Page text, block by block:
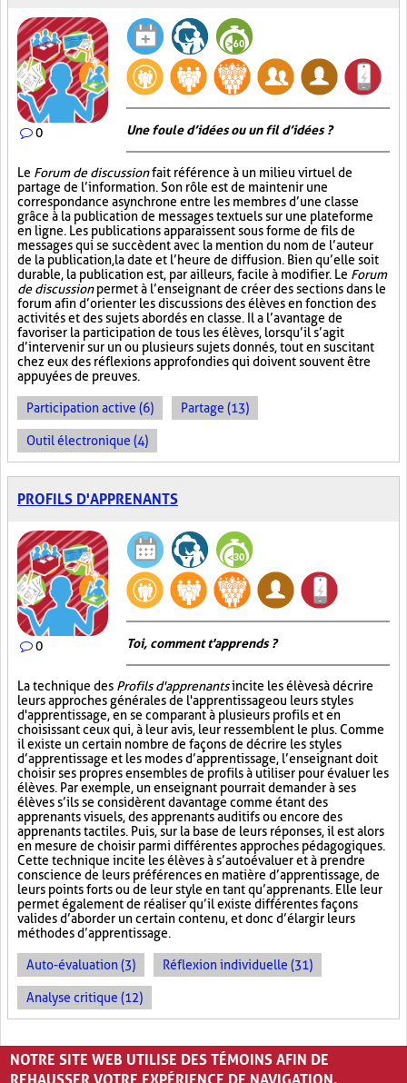
0 Une foule d’idées ou un fil d’idées ?
Le Forum de discussionfait référence à un milieu virtuel de
partage de l’information. Son rôle est de maintenir une
correspondance asynchrone entre les membres d’une classe
grâce à la publication de messages textuels sur une plateforme
en ligne. Les publications apparaissent sous forme de fils de
messages qui se succèdent avec la mention du nom de l’auteur
de la publication, la date et l’heure de diffusion. Bien qu’elle soit
durable, la publication est, par ailleurs, facile à modifier. Le Forum
de discussionpermet à l’enseignant de créer des sections dans le
forum afin d’orienter les discussions des élèves en fonction des
activités et des sujets abordés en classe. Il a l’avantage de
favoriser la participation de tous les élèves, lorsqu’il s’agit
d’intervenir sur un ou plusieurs sujets donnés, tout en suscitant
chez eux des réflexions approfondies qui doivent souvent être
appuyées de preuves.
Participation active (6) Partage (13)
Outil électronique (4)
PROFILS D'APPRENANTS
0 Toi, comment t'apprends ?
La technique des Profils d'apprenantsincite les élèves à décrire
leurs approches générales de l'apprentissage ou leurs styles
d'apprentissage, en se comparant à plusieurs profils et en
choisissant ceux qui, à leur avis, leur ressemblent le plus. Comme
il existe un certain nombre de façons de décrire les styles
d’apprentissage et les modes d’apprentissage, l’enseignant doit
choisir ses propres ensembles de profils à utiliser pour évaluer les
élèves. Par exemple, un enseignant pourrait demander à ses
élèves s’ils se considèrent davantage comme étant des
apprenants visuels, des apprenants auditifs ou encore des
apprenants tactiles. Puis, sur la base de leurs réponses, il est alors
en mesure de choisir parmi différentes approches pédagogiques.
Cette technique incite les élèves à s’autoévaluer et à prendre
conscience de leurs préférences en matière d’apprentissage, de
leurs points forts ou de leur style en tant qu’apprenants. Elle leur
permet également de réaliser qu’il existe différentes façons
valides d’aborder un certain contenu, et donc d’élargir leurs
méthodes d’apprentissage.
Auto-évaluation (3) Réflexion individuelle (31)
Analyse critique (12)
PAGES
« ‹ 1 2 3
NOTRE SITE WEB UTILISE DES TÉMOINS AFIN DE